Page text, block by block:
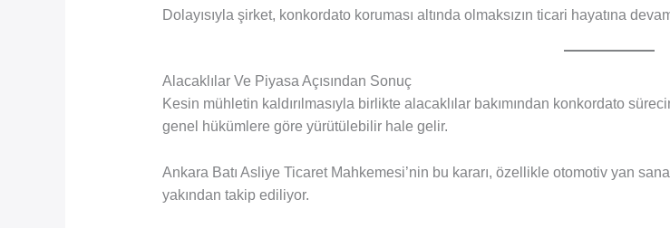
Dolayısıyla şirket, konkordato koruması altında olmaksızın ticari hayatına
Alacaklılar Ve Piyasa Açısından Sonuç
Kesin mühletin kaldırılmasıyla birlikte alacaklılar bakımından konkordato
genel hükümlere göre yürütülebilir hale gelir.
Ankara Batı Asliye Ticaret Mahkemesi’nin bu kararı, özellikle otomotiv yan
yakından takip ediliyor.